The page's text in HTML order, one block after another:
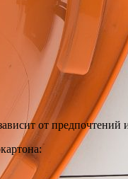
от предпочтений